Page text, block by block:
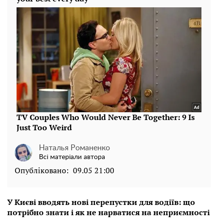
Наталья Романенко
Всі матеріали автора
Опубліковано: 09.05 21:00
У Києві вводять нові перепустки для водіїв: що
потрібно знати і як не нарватися на неприємності